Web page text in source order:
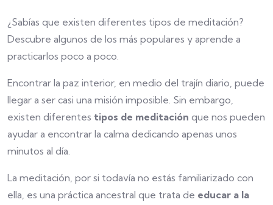
¿Sabías que existen diferentes tipos de meditación?
Descubre algunos de los más populares y aprende a
practicarlos poco a poco.
Encontrar la paz interior, en medio del trajín diario, puede
llegar a ser casi una misión imposible. Sin embargo,
existen diferentes tipos de meditación que nos pueden
ayudar a encontrar la calma dedicando apenas unos
minutos al día.
La meditación, por si todavía no estás familiarizado con
ella, es una práctica ancestral que trata de educar a la